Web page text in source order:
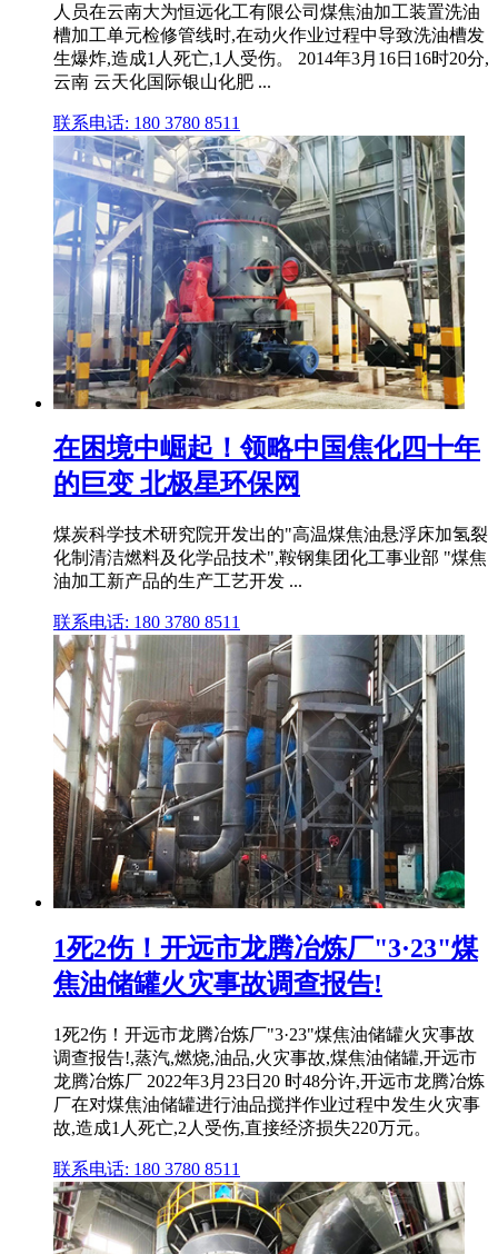
人员在云南大为恒远化工有限公司煤焦油加工装置洗油
槽加工单元检修管线时,在动火作业过程中导致洗油槽发
生爆炸,造成1人死亡,1人受伤。 2014年3月16日16时20分,
云南 云天化国际银山化肥 ...
联系电话: 180 3780 8511
在困境中崛起！领略中国焦化四十年
的巨变 北极星环保网
煤炭科学技术研究院开发出的"高温煤焦油悬浮床加氢裂
化制清洁燃料及化学品技术",鞍钢集团化工事业部 "煤焦
油加工新产品的生产工艺开发 ...
联系电话: 180 3780 8511
1死2伤！开远市龙腾冶炼厂"3·23"煤
焦油储罐火灾事故调查报告!
1死2伤！开远市龙腾冶炼厂"3·23"煤焦油储罐火灾事故
调查报告!,蒸汽,燃烧,油品,火灾事故,煤焦油储罐,开远市
龙腾冶炼厂 2022年3月23日20 时48分许,开远市龙腾冶炼
厂在对煤焦油储罐进行油品搅拌作业过程中发生火灾事
故,造成1人死亡,2人受伤,直接经济损失220万元。
联系电话: 180 3780 8511